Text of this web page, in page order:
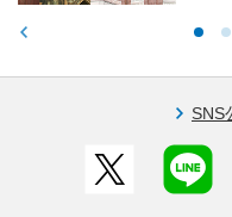
SNS